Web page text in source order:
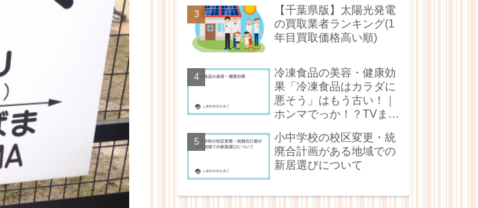
【千葉県版】太陽光発電
の買取業者ランキング(1
年目買取価格高い順)
冷凍食品の美容・健康効
果「冷凍食品はカラダに
悪そう」はもう古い！｜
ホンマでっか！？TVまと
小中学校の校区変更・統
廃合計画がある地域での
新居選びについて